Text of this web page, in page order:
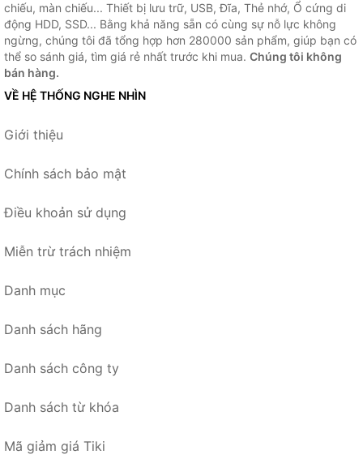
chiếu, màn chiếu... Thiết bị lưu trữ, USB, Đĩa, Thẻ nhớ, Ổ cứng di
động HDD, SSD... Bằng khả năng sẵn có cùng sự nỗ lực không
ngừng, chúng tôi đã tổng hợp hơn 280000 sản phẩm, giúp bạn có
thể so sánh giá, tìm giá rẻ nhất trước khi mua. Chúng tôi không
bán hàng.
VỀ HỆ THỐNG NGHE NHÌN
Giới thiệu
Chính sách bảo mật
Điều khoản sử dụng
Miễn trừ trách nhiệm
Danh mục
Danh sách hãng
Danh sách công ty
Danh sách từ khóa
Mã giảm giá Tiki